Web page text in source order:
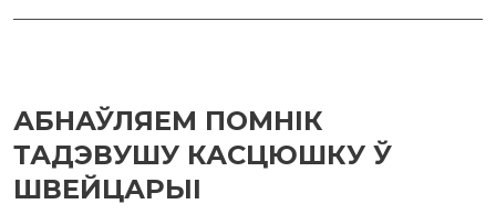
АБНАЎЛЯЕМ ПОМНІК
ТАДЭВУШУ КАСЦЮШКУ Ў
ШВЕЙЦАРЫІ